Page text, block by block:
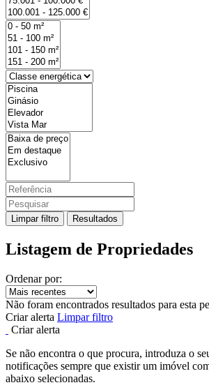
Limpar filtro Resultados
Listagem de Propriedades
Ordenar por:
Não foram encontrados resultados para esta
Criar alerta Limpar filtro
Criar alerta
Se não encontra o que procura, introduza o
notificações sempre que existir um imóvel
abaixo selecionadas.